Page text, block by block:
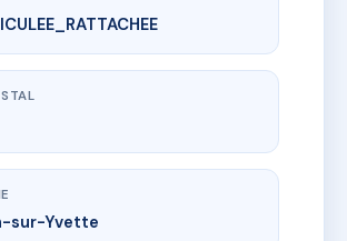
AD9807488
Bruyeres
91140 Villebon-sur-Yvette
sur-Yvette